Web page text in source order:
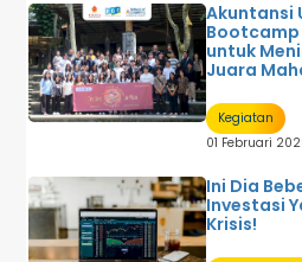
Akuntansi
Bootcamp
untuk
Juara
Kegiatan
01 Februari
Ini Dia
Investasi
Krisis!